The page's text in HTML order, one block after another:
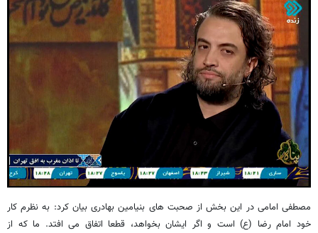
مصطفی امامی در این بخش از صحبت های بنیامین بهادری بیان کرد: به نظرم کار
خود امام رضا (ع) است و اگر ایشان بخواهد، قطعا اتفاق می افتد. ما که از